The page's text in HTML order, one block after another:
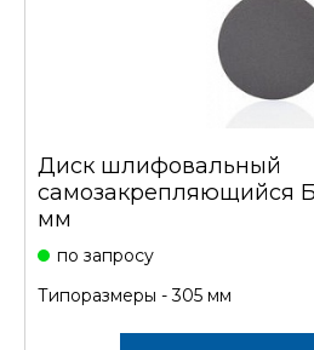
Диск шлифовальный
самозакрепляющийся
мм
по запросу
Типоразмеры - 305 мм